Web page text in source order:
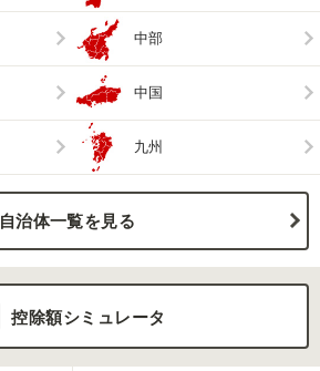
中部
中国
九州
自治体一覧を見る
控除額シミュレータ